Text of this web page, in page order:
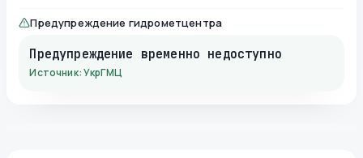
Предупреждение гидрометцентра
Предупреждение временно недоступно
Источник: УкрГМЦ